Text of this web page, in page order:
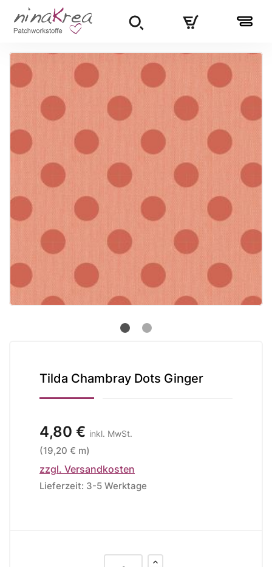
Tilda Chambray Dots Ginger
4,80 € inkl. MwSt.
(19,20 € m)
zzgl. Versandkosten
Lieferzeit: 3-5 Werktage